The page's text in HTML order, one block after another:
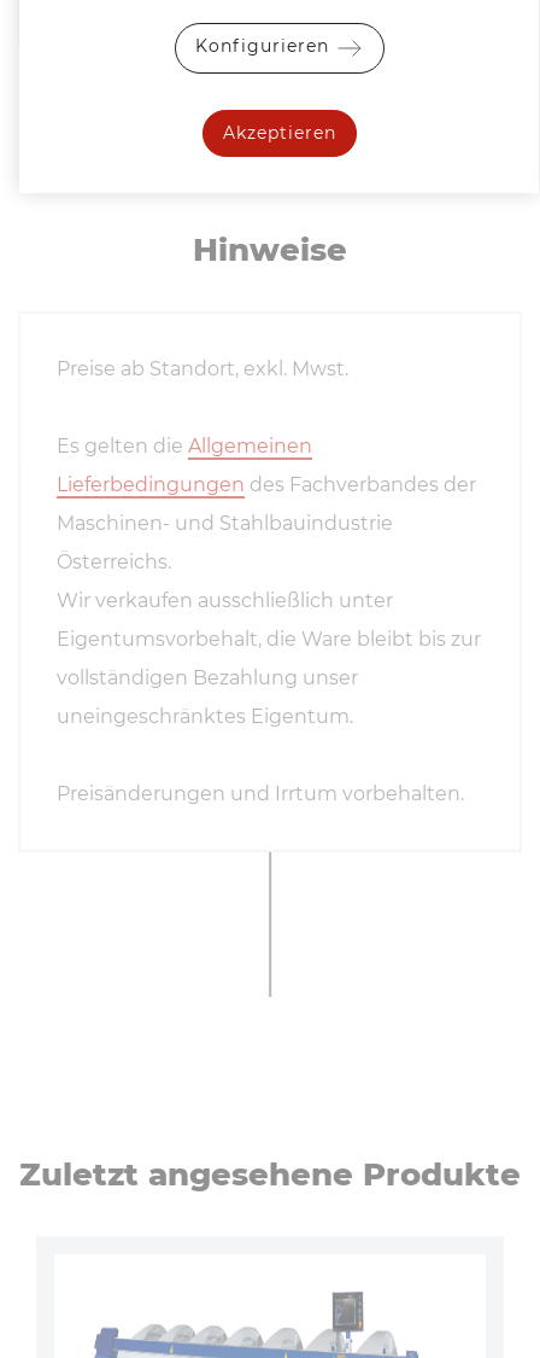
Hinweise
Preise ab Standort, exkl. Mwst.
Es gelten die Allgemeinen
Lieferbedingungen des Fachverbandes der
Maschinen- und Stahlbauindustrie
Österreichs.
Wir verkaufen ausschließlich unter
Eigentumsvorbehalt, die Ware bleibt bis zur
vollständigen Bezahlung unser
uneingeschränktes Eigentum.
Preisänderungen und Irrtum vorbehalten.
Zuletzt an­ge­se­he­ne Produkte
Konfigurieren
Akzeptieren